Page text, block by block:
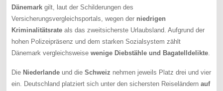
Dänemark gilt, laut der Schilderungen des
Versicherungsvergleichsportals, wegen der niedrigen
Kriminalitätsrate als das zweitsicherste Urlaubsland. Aufgrund der
hohen Polizeipräsenz und dem starken Sozialsystem zählt
Dänemark vergleichsweise wenige Diebstähle und Bagatelldelikte
Die Niederlande und dieSchweiz nehmen jeweils Platz drei und vier
ein. Deutschland platziert sich unter den sichersten Reiseländernauf